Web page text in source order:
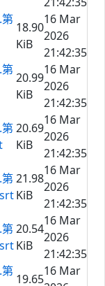
18.90
KiB
16 Mar
2026
21:42:35
20.99
KiB
16 Mar
2026
21:42:35
20.69
KiB
16 Mar
2026
21:42:35
21.98
KiB
16 Mar
2026
21:42:35
20.54
KiB
16 Mar
2026
21:42:35
19.65
16 Mar